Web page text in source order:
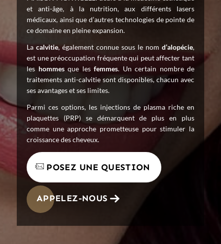
et anti-âge, à la nutrition, aux différents lasers
médicaux, ainsi que d’autres technologies de pointe de
ce domaine en pleine expansion.
La calvitie, également connue sous le nom d’alopécie,
est une préoccupation fréquente qui peut affecter tant
les hommesque les femmes. Un certain nombre de
traitements anti-calvitie sont disponibles, chacun avec
ses avantages et ses limites.
Parmi ces options, les injections de plasma riche en
plaquettes (PRP) se démarquent de plus en plus
comme une approche prometteuse pour stimuler la
croissance des cheveux.
POSEZ UNE QUESTION
APPELEZ-NOUS